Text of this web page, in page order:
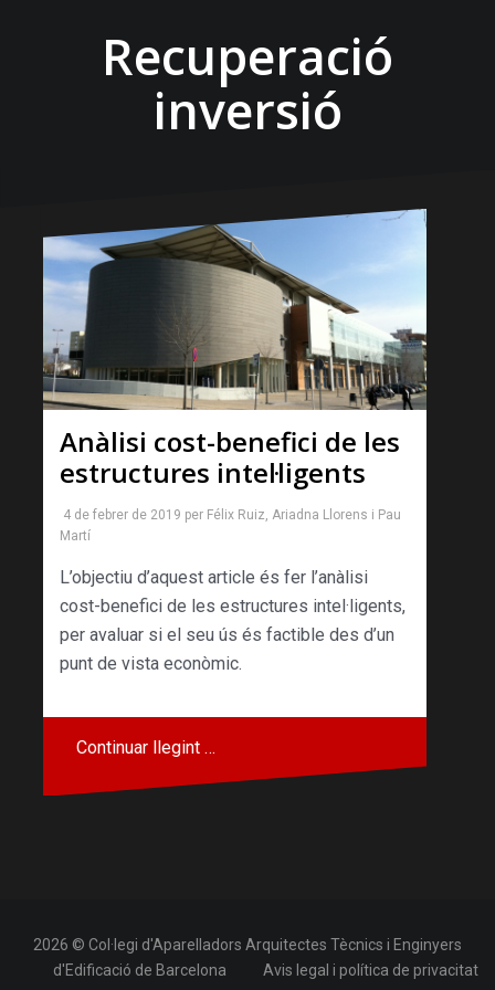
Recuperació
inversió
Anàlisi cost-benefici de les
estructures intel·ligents
4 de febrer de 2019 per Félix Ruiz, Ariadna Llorens i Pau
Martí
L’objectiu d’aquest article és fer l’anàlisi
cost-benefici de les estructures intel·ligents,
per avaluar si el seu ús és factible des d’un
punt de vista econòmic.
Continuar llegint …
2026 © Col·legi d'Aparelladors Arquitectes Tècnics i Enginyers
d'Edificació de Barcelona
Avis legal i política de privacitat